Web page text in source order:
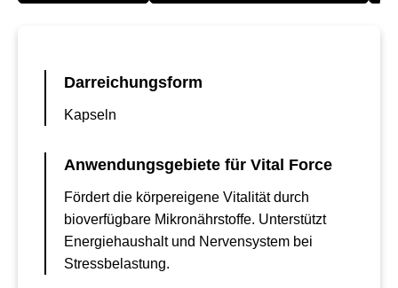
Darreichungsform
Kapseln
Anwendungsgebiete für Vital Force
Fördert die körpereigene Vitalität durch
bioverfügbare Mikronährstoffe. Unterstützt
Energiehaushalt und Nervensystem bei
Stressbelastung.